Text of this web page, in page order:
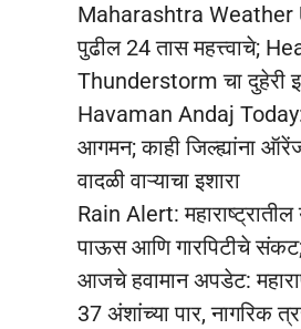
Maharashtra Weather
पुढील 24 तास महत्त्वाचे;
Thunderstorm चा दुहेरी
Havaman Andaj Today:
आगमन; काही जिल्ह्यांना
वादळी वाऱ्याचा इशारा
Rain Alert: महाराष्ट्रातील
पाऊस आणि गारपिटीचे
आजचे हवामान अपडेट:
37 अंशांच्या पार, नागरिक